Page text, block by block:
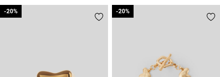
-20%
-20% -20%
-20%